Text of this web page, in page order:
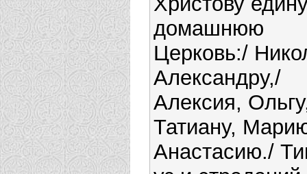
домашнюю
Церковь:/
Александру,/
Алексия,
Татиану,
Анастасию./